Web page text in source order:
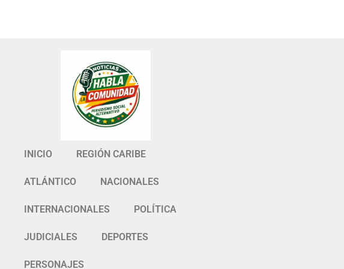
INICIO REGIÓN CARIBE
ATLÁNTICO NACIONALES
INTERNACIONALES POLÍTICA
JUDICIALES DEPORTES
PERSONAJES